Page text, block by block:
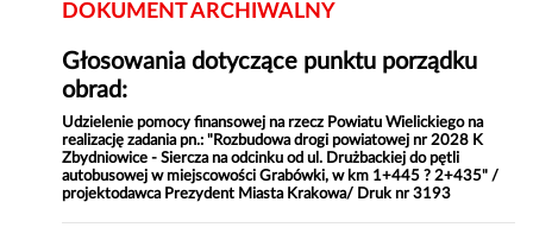
DOKUMENT ARCHIWALNY
Głosowania dotyczące punktu porządku
obrad:
Udzielenie pomocy finansowej na rzecz Powiatu Wielickiego na
realizację zadania pn.: "Rozbudowa drogi powiatowej nr 2028 K
Zbydniowice - Siercza na odcinku od ul. Drużbackiej do pętli
autobusowej w miejscowości Grabówki, w km 1+445 ? 2+435" /
projektodawca Prezydent Miasta Krakowa/ Druk nr 3193